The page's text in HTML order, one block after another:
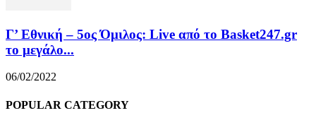
Γ’ Εθνική – 5ος Όμιλος: Live από το Basket247.gr
το μεγάλο...
06/02/2022
POPULAR CATEGORY